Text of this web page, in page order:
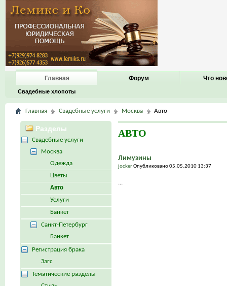
Главная
Свадебные хлопоты
Форум Что
Главная Свадебные услуги Москва Авто
АВТО
Лимузины
jockerОпубликовано 05.05.2010 13:37
...
Разделы
Свадебные услуги
Москва
Одежда
Цветы
Авто
Услуги
Банкет
Санкт-Петербург
Банкет
Регистрация брака
Загс
Тематические разделы